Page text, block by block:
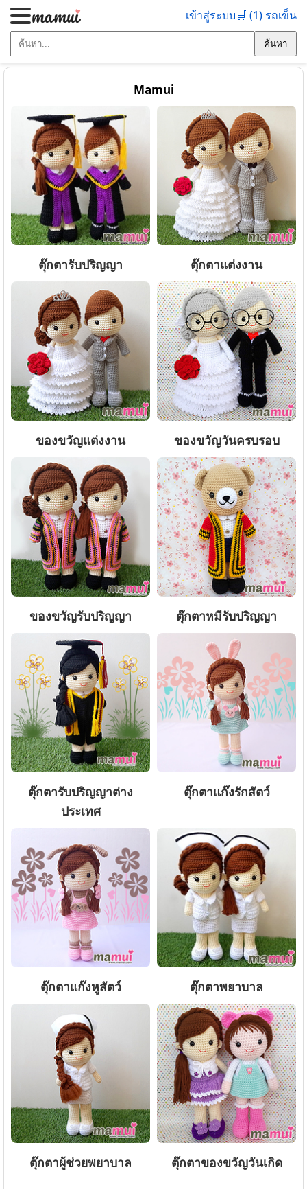
เข้าสู่ระบบ🛒 (1) รถเข็น
ค้นหา
Mamui
ตุ๊กตารับปริญญา ตุ๊กตาแต่งงาน
ของขวัญแต่งงาน ของขวัญวันครบรอบ
ของขวัญรับปริญญา ตุ๊กตาหมีรับปริญญา
ตุ๊กตารับปริญญาต่าง
ประเทศ
ตุ๊กตาแก๊งรักสัตว์
ตุ๊กตาแก๊งหูสัตว์ ตุ๊กตาพยาบาล
ตุ๊กตาผู้ช่วยพยาบาล ตุ๊กตาของขวัญวันเกิด